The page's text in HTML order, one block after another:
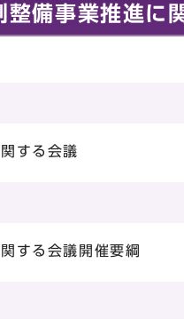
備事業推進に
する会議
する会議開催要綱